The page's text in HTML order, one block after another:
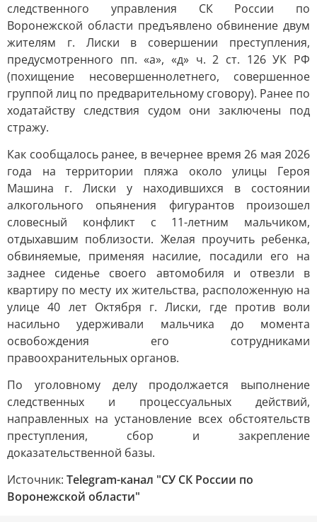
следственного управления СК России по
Воронежской области предъявлено обвинение двум
жителям г. Лиски в совершении преступления,
предусмотренного пп. «а», «д» ч. 2 ст. 126 УК РФ
(похищение несовершеннолетнего, совершенное
группой лиц по предварительному сговору). Ранее по
ходатайству следствия судом они заключены под
стражу.
Как сообщалось ранее, в вечернее время 26 мая 2026
года на территории пляжа около улицы Героя
Машина г. Лиски у находившихся в состоянии
алкогольного опьянения фигурантов произошел
словесный конфликт с 11-летним мальчиком,
отдыхавшим поблизости. Желая проучить ребенка,
обвиняемые, применяя насилие, посадили его на
заднее сиденье своего автомобиля и отвезли в
квартиру по месту их жительства, расположенную на
улице 40 лет Октября г. Лиски, где против воли
насильно удерживали мальчика до момента
освобождения его сотрудниками
правоохранительных органов.
По уголовному делу продолжается выполнение
следственных и процессуальных действий,
направленных на установление всех обстоятельств
преступления, сбор и закрепление
доказательственной базы.
Источник: Telegram-канал "СУ СК России по
Воронежской области"